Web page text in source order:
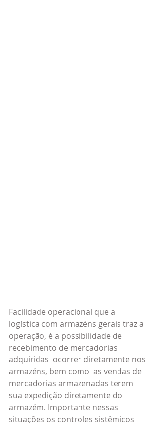
Facilidade operacional que a
logística com armazéns gerais traz a
operação, é a possibilidade de
recebimento de mercadorias
adquiridas  ocorrer diretamente nos
armazéns, bem como  as vendas de
mercadorias armazenadas terem
sua expedição diretamente do
armazém. Importante nessas
situações os controles sistêmicos